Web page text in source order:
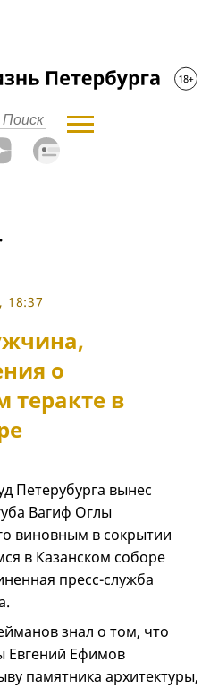
18:37
о
теракте в
Петерубурга вынес
Вагиф Оглы
виновным в сокрытии
в Казанском соборе
пресс-служба
знал о том, что
Евгений Ефимов
памятника архитектуры,